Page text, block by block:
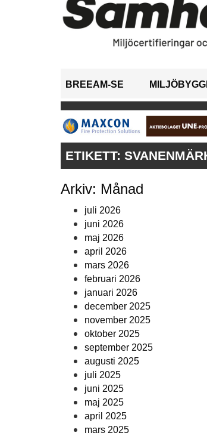
BREEAM-SE
ETIKETT:
Arkiv: Månad
juli 2026
juni 2026
maj 2026
april 2026
mars 2026
februari 2026
januari 2026
december 2025
november 2025
oktober 2025
september 2025
augusti 2025
juli 2025
juni 2025
maj 2025
april 2025
mars 2025